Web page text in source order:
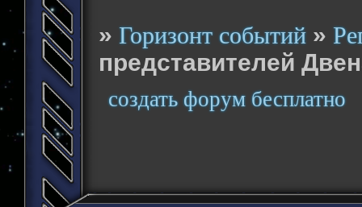
»Горизонт событий »
представителей
создать форум бесплатно